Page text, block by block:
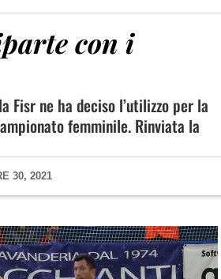
con i
Fisr ne ha deciso l’utilizzo per la
femminile. Rinviata la
30, 2021